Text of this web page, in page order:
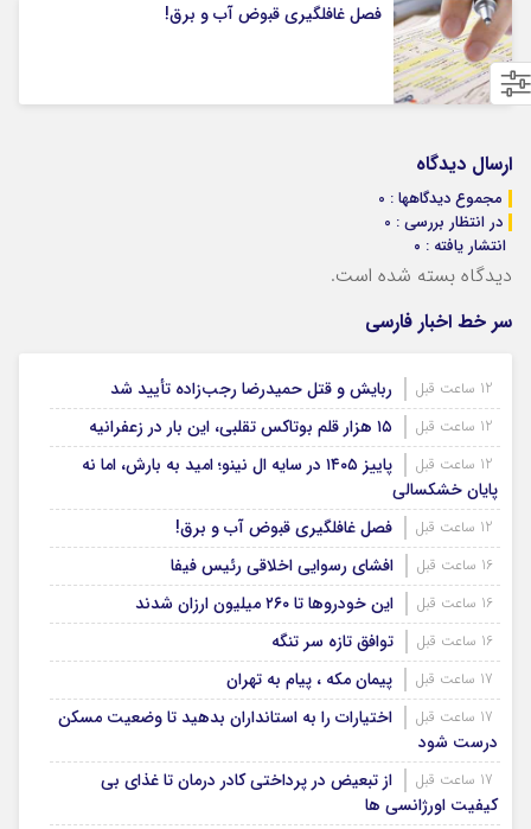
فصل غافلگیری قبوض آب و برق!
ارسال دیدگاه
مجموع دیدگاهها : 0
در انتظار بررسی : 0
انتشار یافته : ۰
دیدگاه بسته شده است.
سر خط اخبار فارسی
ربایش و قتل حمیدرضا رجب‌زاده تأیید شد
۱۵ هزار قلم بوتاکس تقلبی، این بار در زعفرانیه
پاییز ۱۴۰۵ در سایه ال‌ نینو؛ امید به بارش، اما نه
پایان خشکسالی
فصل غافلگیری قبوض آب و برق!
افشای رسوایی اخلاقی رئیس فیفا
این خودروها تا ۲۶۰ میلیون ارزان شدند
توافق تازه سر تنگه
پیمان مکه ، پیام به تهران
اختیارات را به استانداران بدهید تا وضعیت مسکن
درست شود
از تبعیض در پرداختی کادر درمان تا غذای بی
کیفیت اورژانسی ها